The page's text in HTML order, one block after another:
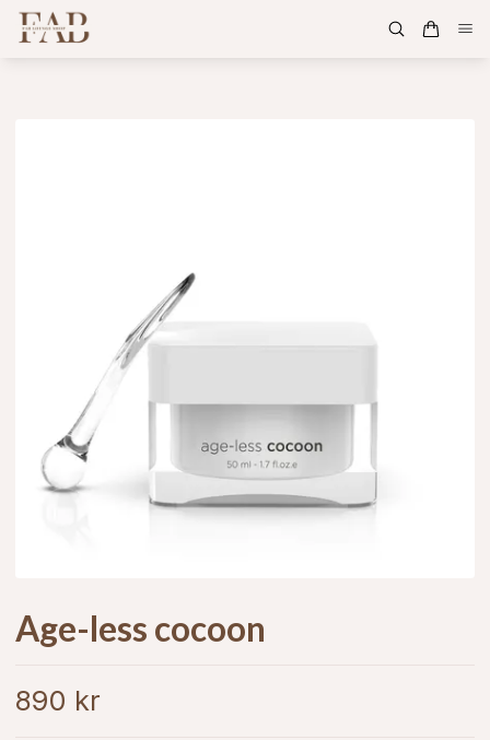
Age-less cocoon
890 kr